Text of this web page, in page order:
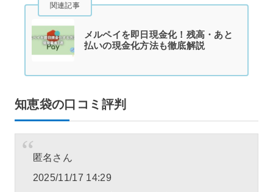
関連記事
メルペイを即日現金化！残高・あと
払いの現金化方法も徹底解説
知恵袋の口コミ評判
匿名さん
2025/11/17 14:29